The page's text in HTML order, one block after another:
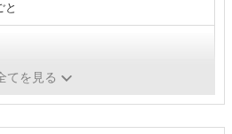
と
てを見る